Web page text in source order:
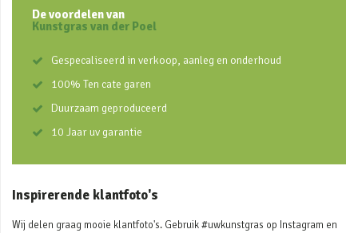
De voordelen van
Kunstgras van der Poel
Gespecaliseerd in verkoop, aanleg en onderhoud
100% Ten cate garen
Duurzaam geproduceerd
10 Jaar uv garantie
Inspirerende klantfoto's
Wij delen graag mooie klantfoto's. Gebruik #uwkunstgras op Instagram en